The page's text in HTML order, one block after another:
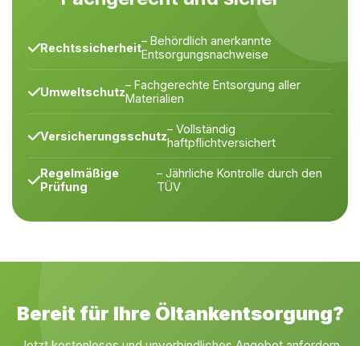
Rechtssicherheit– Behördlich anerkannte
Entsorgungsnachweise
Umweltschutz– Fachgerechte Entsorgung aller
Materialien
Versicherungsschutz– Vollständig
haftpflichtversichert
Regelmäßige
Prüfung
– Jährliche Kontrolle durch den
TÜV
Bereit für Ihre Öltankentsorgung?